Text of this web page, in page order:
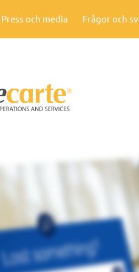
Press och media Frågor och